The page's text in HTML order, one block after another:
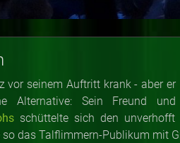
vor seinem Auftritt krank - aber er
Alternative: Sein Freund und
schüttelte sich den unverhofft
so das Talflimmern-Publikum mit